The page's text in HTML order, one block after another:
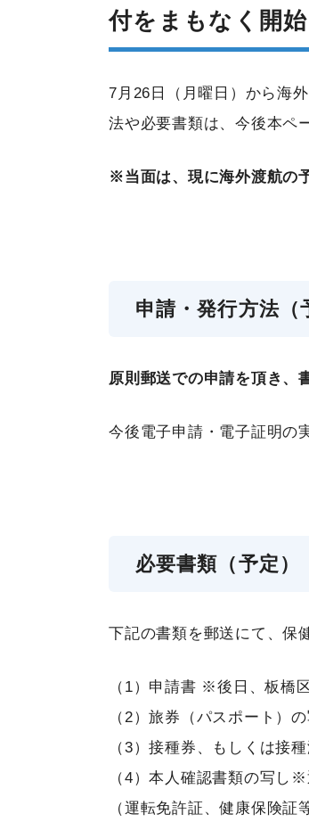
付をまもなく開
7月26日（月曜日）から海
法や必要書類は、今後本ペ
※当面は、現に海外渡航の
申請・発行方法（
原則郵送での申請を頂き、
今後電子申請・電子証明の
必要書類（予定）
下記の書類を郵送にて、保
（1）申請書 ※後日、板橋
（2）旅券（パスポート）
（3）接種券、もしくは接
（4）本人確認書類の写し
（運転免許証、健康保険証